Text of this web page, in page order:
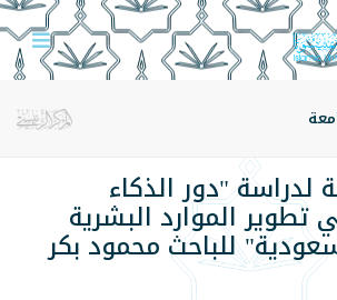
"دور الذكاء
الموارد البشرية
للباحث محمود بكر